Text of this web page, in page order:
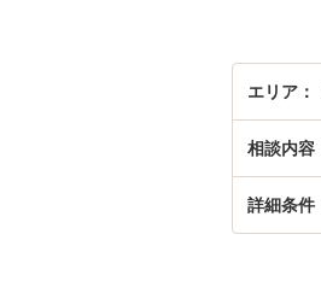
エリア
相談内容
詳細条件